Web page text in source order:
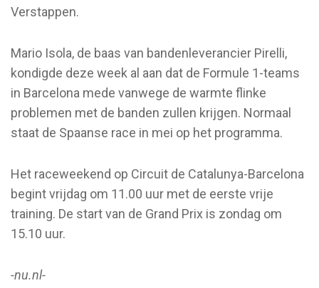
Verstappen.
Mario Isola, de baas van bandenleverancier Pirelli,
kondigde deze week al aan dat de Formule 1-teams
in Barcelona mede vanwege de warmte flinke
problemen met de banden zullen krijgen. Normaal
staat de Spaanse race in mei op het programma.
Het raceweekend op Circuit de Catalunya-Barcelona
begint vrijdag om 11.00 uur met de eerste vrije
training. De start van de Grand Prix is zondag om
15.10 uur.
-nu.nl-